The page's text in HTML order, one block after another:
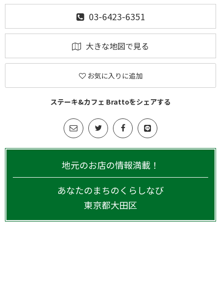
03-6423-6351
大きな地図で見る
お気に入りに追加
ステーキ&カフェ Brattoをシェアする
地元のお店の情報満載！
あなたのまちのくらしなび
東京都大田区